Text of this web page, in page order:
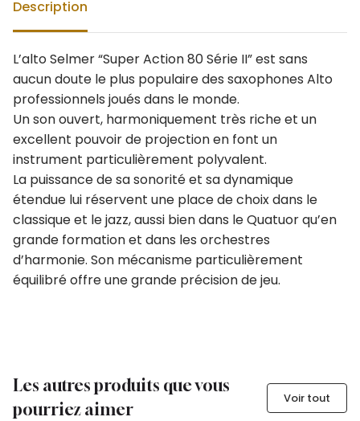
Description
L’alto Selmer “Super Action 80 Série II” est sans
aucun doute le plus populaire des saxophones Alto
professionnels joués dans le monde.
Un son ouvert, harmoniquement très riche et un
excellent pouvoir de projection en font un
instrument particulièrement polyvalent.
La puissance de sa sonorité et sa dynamique
étendue lui réservent une place de choix dans le
classique et le jazz, aussi bien dans le Quatuor qu’en
grande formation et dans les orchestres
d’harmonie. Son mécanisme particulièrement
équilibré offre une grande précision de jeu.
Les autres produits que vous
pourriez aimer
Voir tout